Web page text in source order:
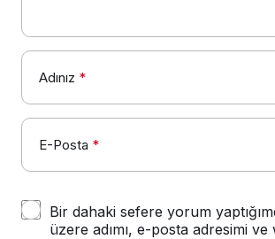
Adınız *
E-Posta *
Bir dahaki sefere yorum
üzere adımı, e-posta adresimi ve